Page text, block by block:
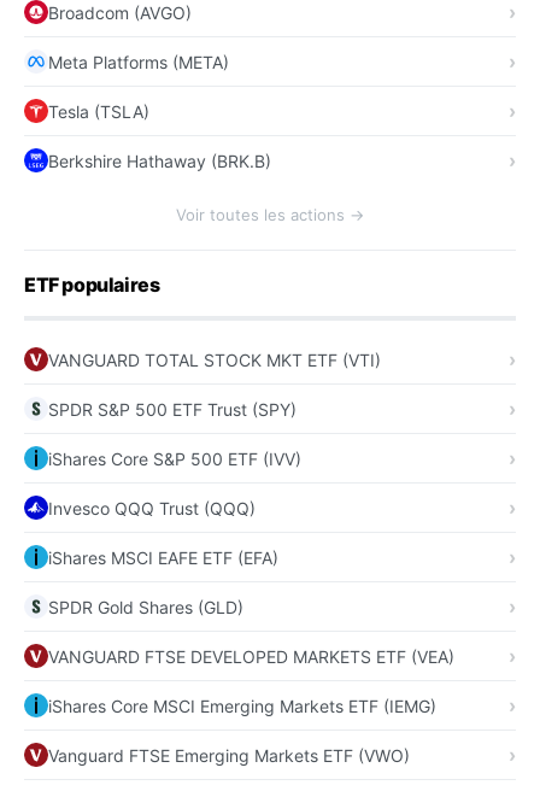
Broadcom (AVGO)
Meta Platforms (META)
Tesla (TSLA)
Berkshire Hathaway (BRK.B)
Voir toutes les actions →
ETF populaires
VANGUARD TOTAL STOCK MKT ETF (VTI)
SPDR S&P 500 ETF Trust (SPY)
iShares Core S&P 500 ETF (IVV)
Invesco QQQ Trust (QQQ)
iShares MSCI EAFE ETF (EFA)
SPDR Gold Shares (GLD)
VANGUARD FTSE DEVELOPED MARKETS ETF (VEA)
iShares Core MSCI Emerging Markets ETF (IEMG)
Vanguard FTSE Emerging Markets ETF (VWO)